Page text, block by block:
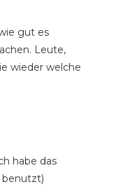
gut es
Leute,
wieder welche
habe das
benutzt)